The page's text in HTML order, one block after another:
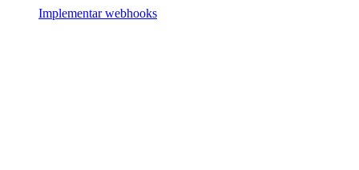
Implementar webhooks